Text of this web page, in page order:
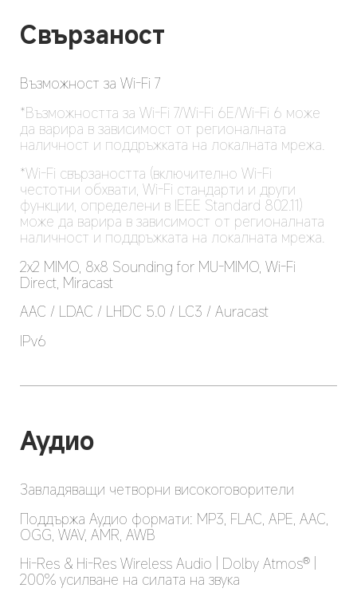
Свързаност
Възможност за Wi-Fi 7
*Възможността за Wi-Fi 7/Wi-Fi 6E/Wi-Fi 6 може
да варира в зависимост от регионалната
наличност и поддръжката на локалната мрежа.
*Wi-Fi свързаността (включително Wi-Fi
честотни обхвати, Wi-Fi стандарти и други
функции, определени в IEEE Standard 802.11)
може да варира в зависимост от регионалната
наличност и поддръжката на локалната мрежа.
2x2 MIMO, 8x8 Sounding for MU-MIMO, Wi-Fi
Direct, Miracast
AAC / LDAC / LHDC 5.0 / LC3 / Auracast
IPv6
Аудио
Завладяващи четворни високоговорители
Поддържа Аудио формати: MP3, FLAC, APE, AAC,
OGG, WAV, AMR, AWB
Hi-Res & Hi-Res Wireless Audio | Dolby Atmos® |
200% усилване на силата на звука